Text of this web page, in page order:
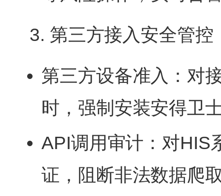
3. 第三方接入安全管控
第三方设备准入：对
时，强制安装安得卫
API调用审计：对HIS
证，阻断非法数据爬